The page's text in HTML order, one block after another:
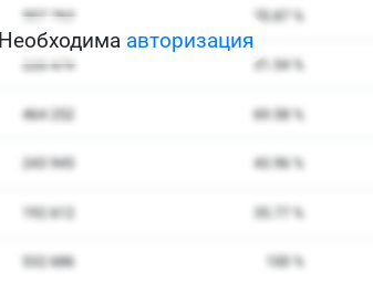
Необходима авторизация